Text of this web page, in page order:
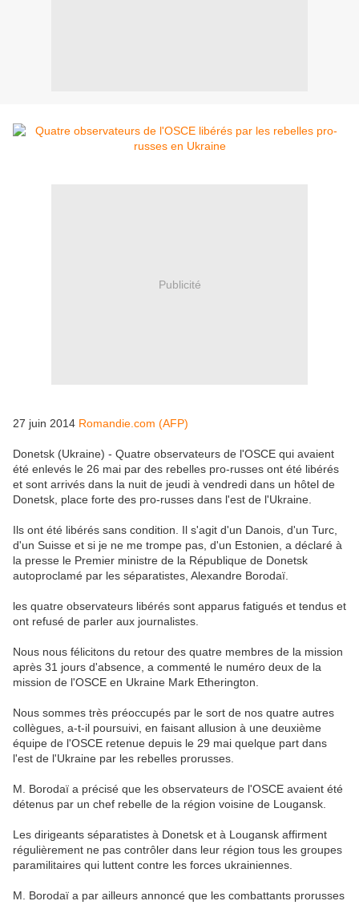
Publicité
27 juin 2014 Romandie.com (AFP)
Donetsk (Ukraine) - Quatre observateurs de l'OSCE qui avaient
été enlevés le 26 mai par des rebelles pro-russes ont été libérés
et sont arrivés dans la nuit de jeudi à vendredi dans un hôtel de
Donetsk, place forte des pro-russes dans l'est de l'Ukraine.
Ils ont été libérés sans condition. Il s'agit d'un Danois, d'un Turc,
d'un Suisse et si je ne me trompe pas, d'un Estonien, a déclaré à
la presse le Premier ministre de la République de Donetsk
autoproclamé par les séparatistes, Alexandre Borodaï.
les quatre observateurs libérés sont apparus fatigués et tendus et
ont refusé de parler aux journalistes.
Nous nous félicitons du retour des quatre membres de la mission
après 31 jours d'absence, a commenté le numéro deux de la
mission de l'OSCE en Ukraine Mark Etherington.
Nous sommes très préoccupés par le sort de nos quatre autres
collègues, a-t-il poursuivi, en faisant allusion à une deuxième
équipe de l'OSCE retenue depuis le 29 mai quelque part dans
l'est de l'Ukraine par les rebelles prorusses.
M. Borodaï a précisé que les observateurs de l'OSCE avaient été
détenus par un chef rebelle de la région voisine de Lougansk.
Les dirigeants séparatistes à Donetsk et à Lougansk affirment
régulièrement ne pas contrôler dans leur région tous les groupes
paramilitaires qui luttent contre les forces ukrainiennes.
M. Borodaï a par ailleurs annoncé que les combattants prorusses